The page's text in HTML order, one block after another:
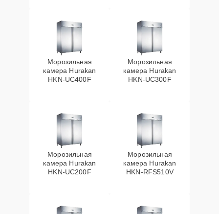
Морозильная
камера Hurakan
HKN-UC400F
Морозильная
камера Hurakan
HKN-UC300F
Морозильная
камера Hurakan
HKN-UC200F
Морозильная
камера Hurakan
HKN-RFS510V